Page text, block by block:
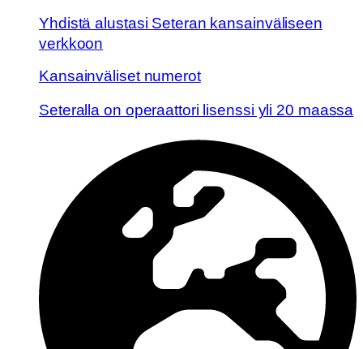
Yhdistä alustasi Seteran kansainväliseen
verkkoon
Kansainväliset numerot
Seteralla on operaattori lisenssi yli 20 maassa